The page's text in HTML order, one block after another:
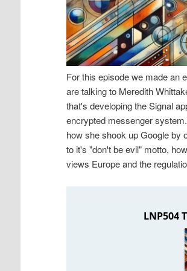
n
I
n
h
a
l
r
e
n
I
n
h
For this episode we made an
are talking to Meredith
that's developing the Signal
encrypted messenger
how she shook up Google by
to it's "don't be evil" motto,
views Europe and the